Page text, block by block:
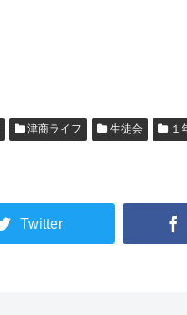
津商ライフ 生徒会 １
Twitter